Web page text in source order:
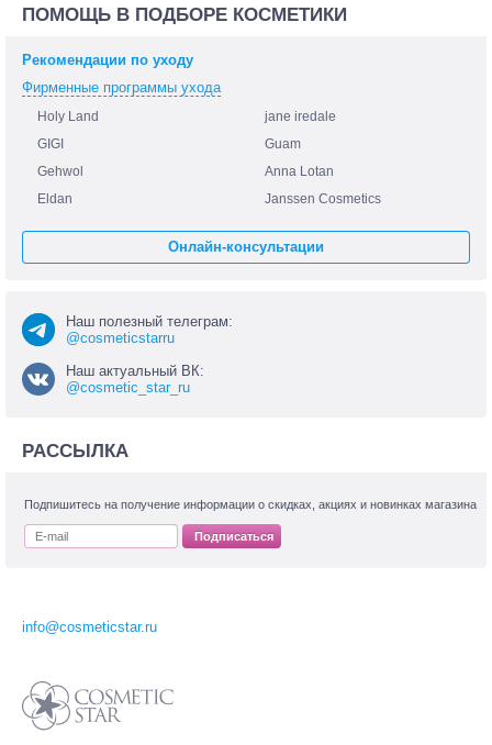
ПОМОЩЬ В ПОДБОРЕ КОСМЕТИКИ
Рекомендации по уходу
Фирменные программы ухода
Holy Land
jane iredale
GIGI
Guam
Gehwol
Anna Lotan
Eldan
Janssen Cosmetics
Онлайн-консультации
Наш полезный телеграм:
@cosmeticstarru
Наш актуальный ВК:
@cosmetic_star_ru
РАССЫЛКА
Подпишитесь на получение информации о скидках, акциях и новинках магазина
Подписаться
info@cosmeticstar.ru